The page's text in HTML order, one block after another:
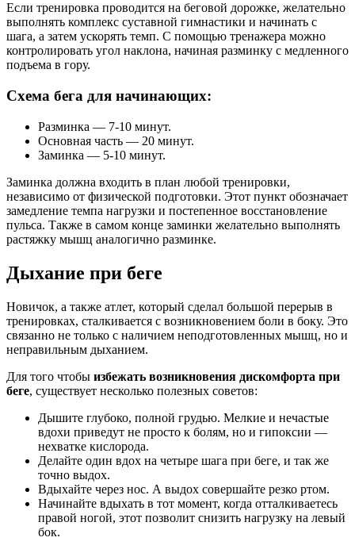
Если тренировка проводится на беговой дорожке, желательно
выполнять комплекс суставной гимнастики и начинать с
шага, а затем ускорять темп. С помощью тренажера можно
контролировать угол наклона, начиная разминку с медленного
подъема в гору.
Схема бега для начинающих:
Разминка — 7-10 минут.
Основная часть — 20 минут.
Заминка — 5-10 минут.
Заминка должна входить в план любой тренировки,
независимо от физической подготовки. Этот пункт обозначает
замедление темпа нагрузки и постепенное восстановление
пульса. Также в самом конце заминки желательно выполнять
растяжку мышц аналогично разминке.
Дыхание при беге
Новичок, а также атлет, который сделал большой перерыв в
тренировках, сталкивается с возникновением боли в боку. Это
связанно не только с наличием неподготовленных мышц, но и
неправильным дыханием.
Для того чтобы избежать возникновения дискомфорта при
беге, существует несколько полезных советов:
Дышите глубоко, полной грудью. Мелкие и нечастые
вдохи приведут не просто к болям, но и гипоксии —
нехватке кислорода.
Делайте один вдох на четыре шага при беге, и так же
точно выдох.
Вдыхайте через нос. А выдох совершайте резко ртом.
Начинайте вдыхать в тот момент, когда отталкиваетесь
правой ногой, этот позволит снизить нагрузку на левый
бок.